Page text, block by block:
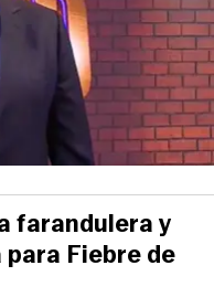
farandulera y
Fiebre de